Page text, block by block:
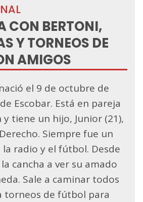
CON BERTONI,
Y TORNEOS DE
AMIGOS
el 9 de octubre de
Escobar. Está en pareja
y tiene un hijo, Junior (21),
Siempre fue un
radio y el fútbol. Desde
cancha a ver su amado
Sale a caminar todos
torneos de fútbol para